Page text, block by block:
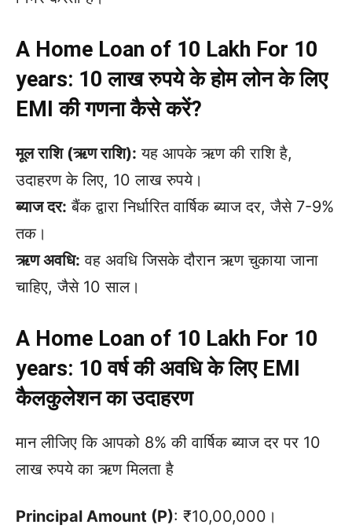
A Home Loan of 10 Lakh For 10
years: 10 लाख रुपये के होम लोन के लिए
EMI की गणना कैसे करें?
मूल राशि (ऋण राशि): यह आपके ऋण की राशि है,
उदाहरण के लिए, 10 लाख रुपये।
ब्याज दर: बैंक द्वारा निर्धारित वार्षिक ब्याज दर, जैसे 7-9%
तक।
ऋण अवधि: वह अवधि जिसके दौरान ऋण चुकाया जाना
चाहिए, जैसे 10 साल।
A Home Loan of 10 Lakh For 10
years: 10 वर्ष की अवधि के लिए EMI
कैलकुलेशन का उदाहरण
मान लीजिए कि आपको 8% की वार्षिक ब्याज दर पर 10
लाख रुपये का ऋण मिलता है
Principal Amount (P): ₹10,00,000।